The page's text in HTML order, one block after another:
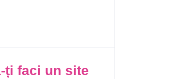
ți faci un site